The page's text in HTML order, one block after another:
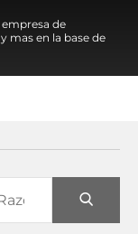
de
mas en la base de